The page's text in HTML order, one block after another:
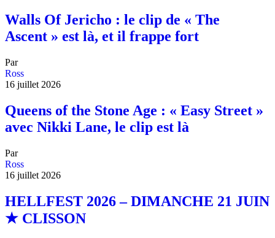
Walls Of Jericho : le clip de « The
Ascent » est là, et il frappe fort
Par
Ross
16 juillet 2026
Queens of the Stone Age : « Easy Street »
avec Nikki Lane, le clip est là
Par
Ross
16 juillet 2026
HELLFEST 2026 – DIMANCHE 21 JUIN
★ CLISSON